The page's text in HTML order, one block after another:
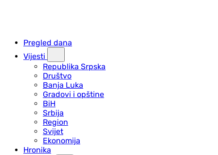
Pregled dana
Vijesti
Republika Srpska
Društvo
Banja Luka
Gradovi i opštine
BiH
Srbija
Region
Svijet
Ekonomija
Hronika